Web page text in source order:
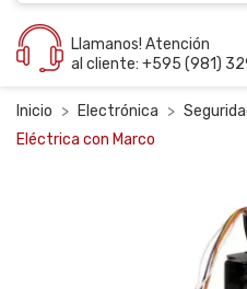
Llamanos! Atención
al cliente: +595 (981)
Inicio Electrónica
Eléctrica con Marco